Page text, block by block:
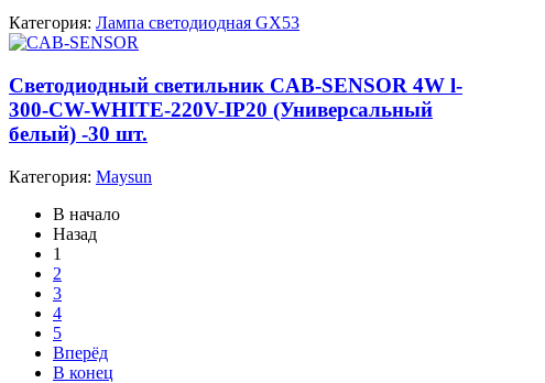
Категория: Лампа светодиодная GX53
Cветодиодный светильник CAB-SENSOR 4W l-
300-CW-WHITE-220V-IP20 (Универсальный
белый) -30 шт.
Категория: Maysun
В начало
Назад
1
2
3
4
5
Вперёд
В конец